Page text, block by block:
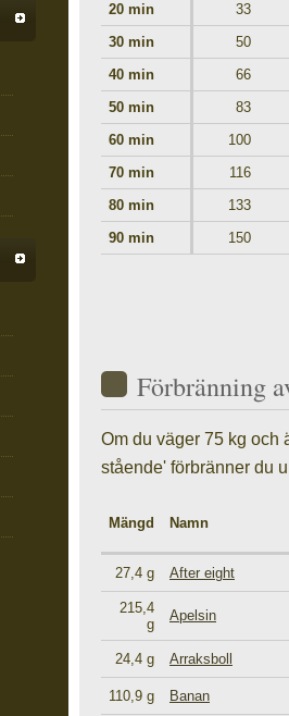
20 min
33
30 min
50
40 min
66
50 min
83
60 min
100
70 min
116
80 min
133
90 min
150
Förbränning
Om du väger 75 kg och
stående' förbränner du
Mängd Namn
27,4 g After eight
215,4
g
Apelsin
24,4 g Arraksboll
110,9 g Banan